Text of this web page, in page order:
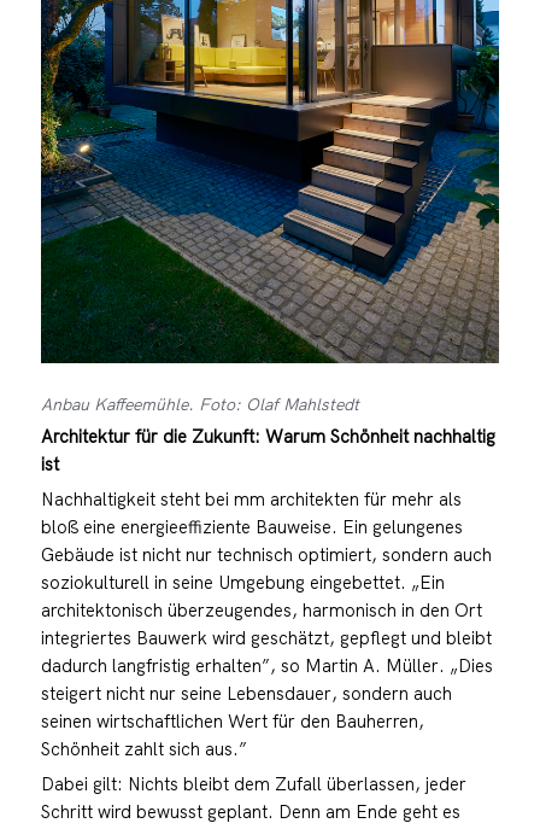
Anbau Kaffeemühle. Foto: Olaf Mahlstedt
Architektur für die Zukunft: Warum Schönheit nachhaltig
ist
Nachhaltigkeit steht bei mm architekten für mehr als
bloß eine energieeffiziente Bauweise. Ein gelungenes
Gebäude ist nicht nur technisch optimiert, sondern auch
soziokulturell in seine Umgebung eingebettet. „Ein
architektonisch überzeugendes, harmonisch in den Ort
integriertes Bauwerk wird geschätzt, gepflegt und bleibt
dadurch langfristig erhalten”, so Martin A. Müller. „Dies
steigert nicht nur seine Lebensdauer, sondern auch
seinen wirtschaftlichen Wert für den Bauherren,
Schönheit zahlt sich aus.”
Dabei gilt: Nichts bleibt dem Zufall überlassen, jeder
Schritt wird bewusst geplant. Denn am Ende geht es